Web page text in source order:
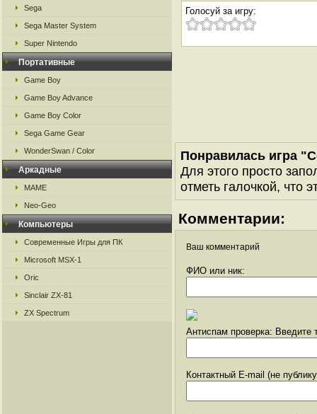
Sega
Sega Master System
Super Nintendo
Портативные
Game Boy
Game Boy Advance
Game Boy Color
Sega Game Gear
WonderSwan / Color
Аркадные
MAME
Neo-Geo
Компьютеры
Современные Игры для ПК
Microsoft MSX-1
Oric
Sinclair ZX-81
ZX Spectrum
Голосуй за игру:
Понравилась игра
Для этого просто
отметь галочкой, что
Комментарии:
Ваш комментарий
ФИО или ник:
Антиспам проверка: Введите
Контактный E-mail (не